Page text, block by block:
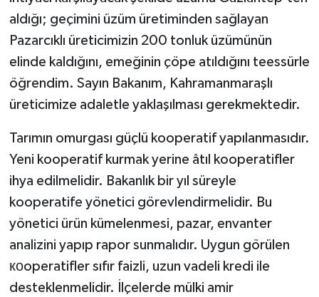
aldığı; geçimini üzüm üretiminden sağlayan
Pazarcıklı üreticimizin 200 tonluk üzümünün
elinde kaldığını, emeğinin çöpe atıldığını teessürle
öğrendim. Sayın Bakanım, Kahramanmaraşlı
üreticimize adaletle yaklaşılması gerekmektedir.
Tarımın omurgası güçlü kooperatif yapılanmasıdır.
Yeni kooperatif kurmak yerine âtıl kooperatifler
ihya edilmelidir. Bakanlık bir yıl süreyle
kooperatife yönetici görevlendirmelidir. Bu
yönetici ürün kümelenmesi, pazar, envanter
analizini yapıp rapor sunmalıdır. Uygun görülen
коoperatifler sıfır faizli, uzun vadeli kredi ile
desteklenmelidir. İlçelerde mülki amir